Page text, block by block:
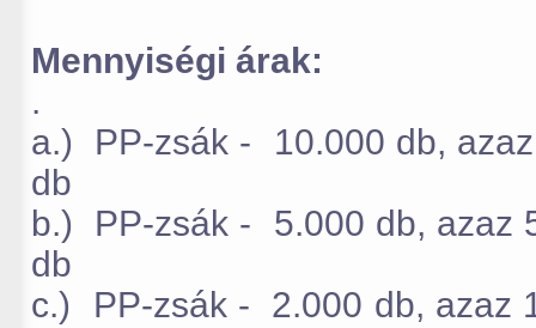
Mennyiségi árak:
.
a.) PP-zsák - 10.000 db,
db
b.) PP-zsák - 5.000 db,
db
c.) PP-zsák - 2.000 db,